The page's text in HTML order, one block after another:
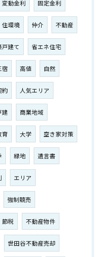
変動金利 固定金利
住環境 仲介 不動産
戸建て 省エネ住宅
宿 高値 自然
約 人気エリア
建 商業地域
育 大学 空き家対策
緑地 遺言書
エリア
強制競売
節税 不動産物件
世田谷不動産売却